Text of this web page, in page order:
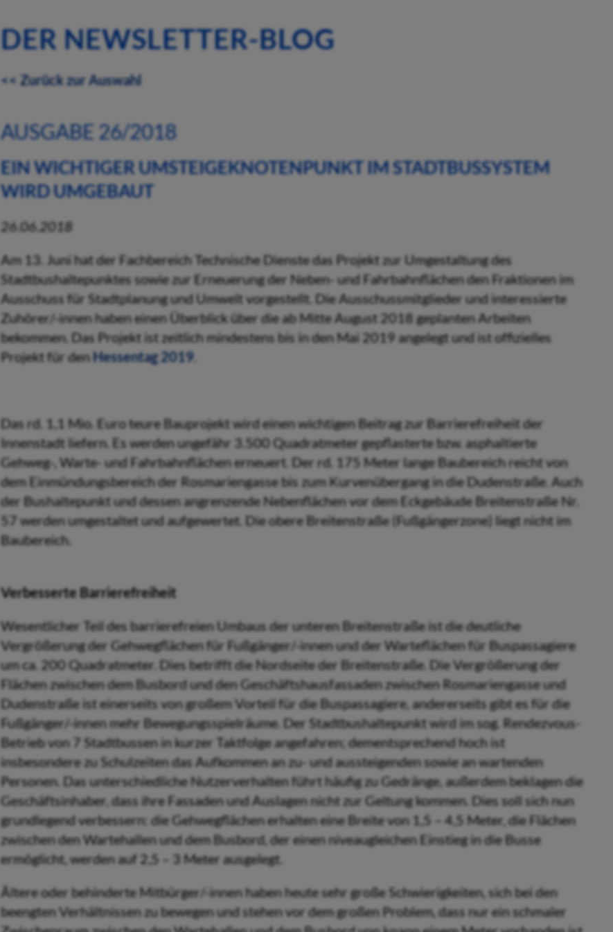
DER NEWSLETTER-BLOG
<< Zurück zur Auswahl
AUSGABE 26/2018
EIN WICHTIGER UMSTEIGEKNOTENPUNKT IM STADTBUSSYSTEM
WIRD UMGEBAUT
26.06.2018
Am 13. Juni hat der Fachbereich Technische Dienste das Projekt zur Umgestaltung des
Stadtbushaltepunktes sowie zur Erneuerung der Neben- und Fahrbahnflächen den Fraktionen im
Ausschuss für Stadtplanung und Umwelt vorgestellt. Die Ausschussmitglieder und interessierte
Zuhörer/-innen haben einen Überblick über die ab Mitte August 2018 geplanten Arbeiten
bekommen. Das Projekt ist zeitlich mindestens bis in den Mai 2019 angelegt und ist offizielles
Projekt für denHessentag 2019
Das rd. 1,1 Mio. Euro teure Bauprojekt wird einen wichtigen Beitrag zur Barrierefreiheit der
Innenstadt liefern. Es werden ungefähr 3.500 Quadrat­meter gepflasterte bzw. asphaltierte
Gehweg-, Warte- und Fahrbahn­flächen erneuert. Der rd. 175 Meter lange Baubereich reicht von
dem Einmündungsbereich der Rosma­riengasse bis zum Kurvenübergang in die Dudenstraße. Auch
der Bus­haltepunkt und dessen angrenzende Nebenflächen vor dem Eckgebäude Breitenstraße Nr.
57 werden umgestaltet und aufgewertet. Die obere Breitenstraße (Fußgängerzone) liegt nicht im
Baubereich.
Verbesserte Barrierefreiheit
Wesentlicher Teil des barrierefreien Umbaus der unteren Breitenstraße ist die deutliche
Vergrößerung der Gehwegflächen für Fußgänger/-innen und der Warteflächen für Buspassagiere
um ca. 200 Quadratmeter. Dies betrifft die Nordseite der Breitenstraße. Die Vergrößerung der
Flächen zwischen dem Busbord und den Geschäftshausfassaden zwischen Rosmariengasse und
Dudenstraße ist einerseits von großem Vorteil für die Buspassagiere, andererseits gibt es für die
Fußgänger/-innen mehr Bewegungsspiel­räume. Der Stadtbushaltepunkt wird im sog. Rendezvous-
Betrieb von 7 Stadtbussen in kurzer Taktfolge angefahren; dementsprechend hoch ist
insbesondere zu Schulzeiten das Aufkommen an zu- und aussteigenden sowie an wartenden
Personen. Das unterschiedliche Nutzerverhalten führt häufig zu Gedränge, außerdem beklagen die
Geschäftsinhaber, dass ihre Fassaden und Auslagen nicht zur Geltung kommen. Dies soll sich nun
grundlegend verbessern: die Gehwegflächen erhalten eine Breite von 1,5 – 4,5 Meter, die Flächen
zwischen den Wartehallen und dem Busbord, der einen niveaugleichen Einstieg in die Busse
ermöglicht, werden auf 2,5 – 3 Meter ausgelegt.
Ältere oder behinderte Mitbürger/-innen haben heute sehr große Schwierigkeiten, sich bei den
beengten Verhältnissen zu bewegen und stehen vor dem großen Problem, dass nur ein schmaler